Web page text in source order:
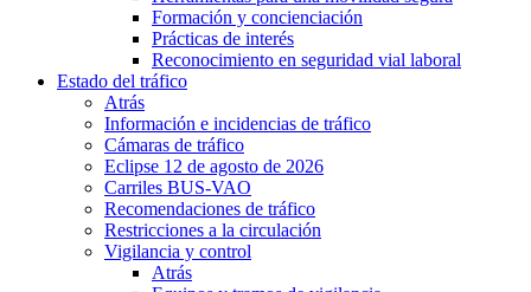
Formación y concienciación
Prácticas de interés
Reconocimiento en seguridad vial laboral
Estado del tráfico
Atrás
Información e incidencias de tráfico
Cámaras de tráfico
Eclipse 12 de agosto de 2026
Carriles BUS-VAO
Recomendaciones de tráfico
Restricciones a la circulación
Vigilancia y control
Atrás